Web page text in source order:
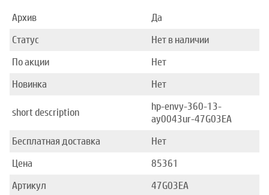
Архив
Да
Статус
Нет в наличии
По акции
Нет
Новинка
Нет
short description
hp-envy-360-13-
ay0043ur-47G03EA
Бесплатная доставка
Нет
Цена
85361
Артикул
47G03EA